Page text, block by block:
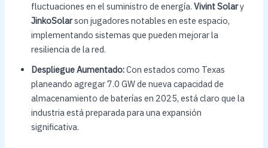
fluctuaciones en el suministro de energía. Vivint Solary
JinkoSolarson jugadores notables en este espacio,
implementando sistemas que pueden mejorar la
resiliencia de la red.
Despliegue Aumentado:Con estados como Texas
planeando agregar 7.0 GW de nueva capacidad de
almacenamiento de baterías en 2025, está claro que la
industria está preparada para una expansión
significativa.